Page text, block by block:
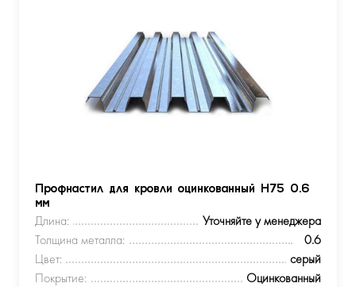
Профнастил для кровли оцинкованный Н75 0.6
мм
Длина:
Уточняйте у менеджера
Толщина металла:
0.6
Цвет:
серый
Покрытие:
Оцинкованный